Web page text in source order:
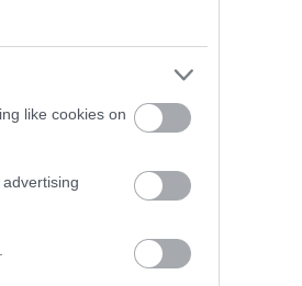
like cookies on
στα χέρια σας